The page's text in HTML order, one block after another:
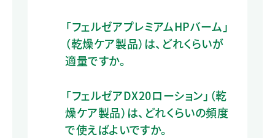
「フェルゼアプレミアムHPバーム」
（乾燥ケア製品）は、どれくらいが
適量ですか。
「フェルゼアDX20ローション」（乾
燥ケア製品）は、どれくらいの頻度
で使えばよいですか。